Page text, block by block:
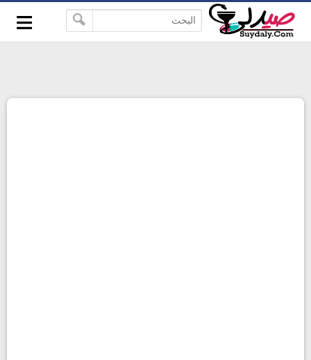
-->
google-site-verification=pbBDctPvwZJkSEHg2-
vmZ_yu86_9u3jQJgGN9H2FF9w
≡